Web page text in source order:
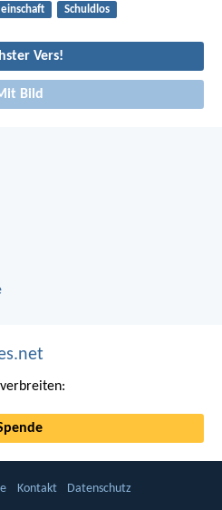
Schuldlos
Vers!
Bild
Kontakt Datenschutz